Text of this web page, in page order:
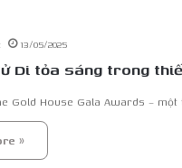
13/05/2025
Di tỏa sáng trong
Gold House Gala Awards –
»